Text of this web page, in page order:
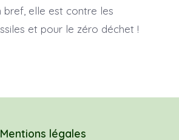
bref, elle est contre les
et pour le zéro déchet !
Mentions légales